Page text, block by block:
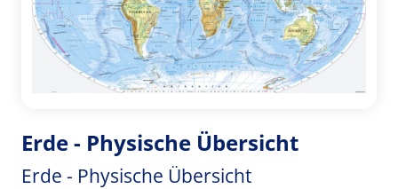
Erde - Physische Übersicht
Erde - Physische Übersicht